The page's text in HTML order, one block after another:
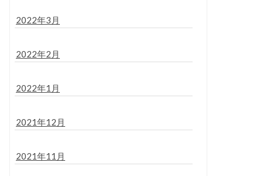
2022年3月
2022年2月
2022年1月
2021年12月
2021年11月